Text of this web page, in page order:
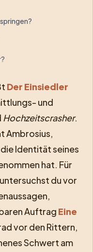
Der Einsiedler
und
Hochzeitscrasher.
Ambrosius,
die Identität seines
hat. Für
du vor
Auftrag Eine
vor den Rittern,
Schwert am